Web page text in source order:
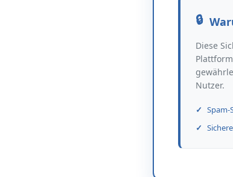
Diese
Nutzer.
Spam-